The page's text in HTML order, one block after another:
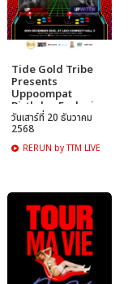
Tide Gold Tribe
Presents
Uppoompat
Birthday Exclusive
Fanmeet 2025
"Upgraded
Moment"
วันเสาร์ที่ 20 ธันวาคม
2568
RERUN by TTM LIVE